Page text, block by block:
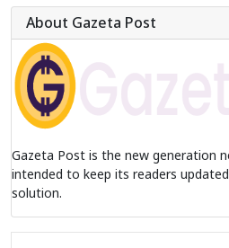
About Gazeta Post
Gazeta Post is the new generation
intended to keep its readers
solution.